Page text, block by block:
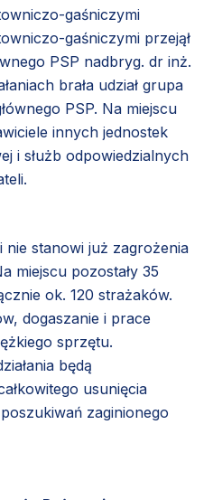
gaśniczymi
gaśniczymi przejął
PSP nadbryg. dr inż.
brała udział grupa
PSP. Na miejscu
innych jednostek
i służb odpowiedzialnych
nie stanowi już zagrożenia
miejscu pozostały 35
ok. 120 strażaków.
dogaszanie i prace
sprzętu.
będą
usunięcia
zaginionego